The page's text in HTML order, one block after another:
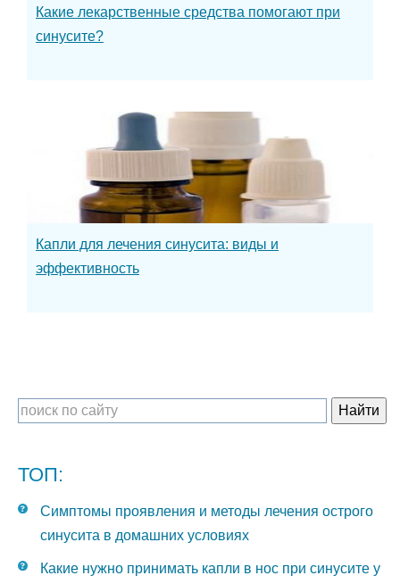
Какие лекарственные средства помогают при
синусите?
Капли для лечения синусита: виды и
эффективность
ТОП:
Симптомы проявления и методы лечения острого
синусита в домашних условиях
Какие нужно принимать капли в нос при синусите у